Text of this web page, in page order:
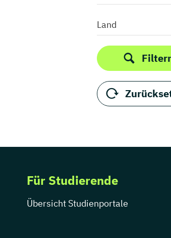
Medieninformatik
Medienwirtschaft
Medienpädagogik
Medienproduktion
Medienpsychologie
Musik
Musikproduktion
Land
Für Studierende
Übersicht Studienportale